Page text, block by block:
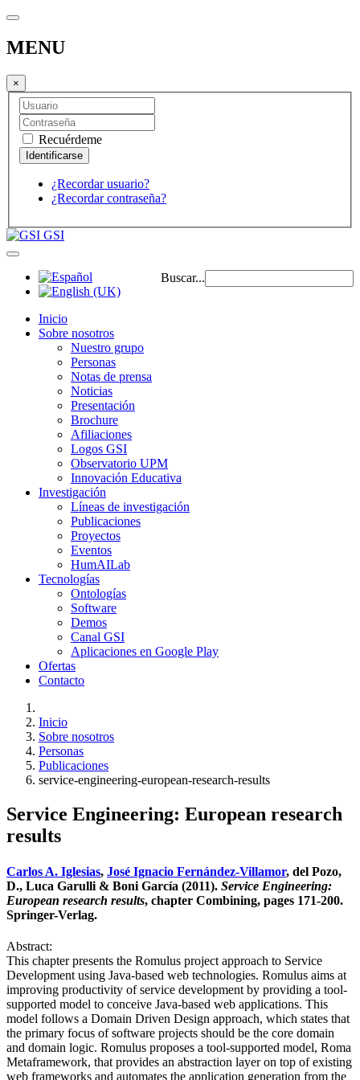
MENU
×
Recuérdeme
¿Recordar usuario?
¿Recordar contraseña?
GSI
Buscar...
Inicio
Sobre nosotros
Nuestro grupo
Personas
Notas de prensa
Noticias
Presentación
Brochure
Afiliaciones
Logos GSI
Observatorio UPM
Innovación Educativa
Investigación
Líneas de investigación
Publicaciones
Proyectos
Eventos
HumAILab
Tecnologías
Ontologías
Software
Demos
Canal GSI
Aplicaciones en Google Play
Ofertas
Contacto
Inicio
Sobre nosotros
Personas
Publicaciones
service-engineering-european-research-results
Service Engineering: European research
results
Carlos A. Iglesias, José Ignacio Fernández-Villamor, del Pozo,
D., Luca Garulli & Boni García (2011). Service Engineering:
European research results, chapter Combining, pages 171-200.
Springer-Verlag.
Abstract:
This chapter presents the Romulus project approach to Service
Development using Java-based web technologies. Romulus aims at
improving productivity of service development by providing a tool-
supported model to conceive Java-based web applications. This
model follows a Domain Driven Design approach, which states that
the primary focus of software projects should be the core domain
and domain logic. Romulus proposes a tool-supported model, Roma
Metaframework, that provides an abstraction layer on top of existing
web frameworks and automates the application generation from the